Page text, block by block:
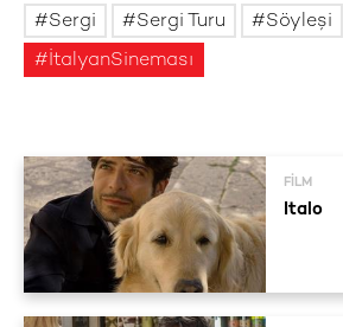
Sergi
Sergi Turu Söyleşi
İtalyanSineması
FILM
Italo